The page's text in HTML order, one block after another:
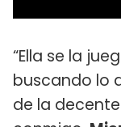
“Ella se la
buscando lo
de la